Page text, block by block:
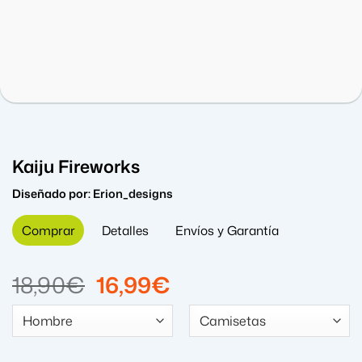
Kaiju Fireworks
Diseñado por:Erion_designs
Comprar Detalles Envíos y Garantía
18,90€ El
precio
original
16,99€
precio
actual